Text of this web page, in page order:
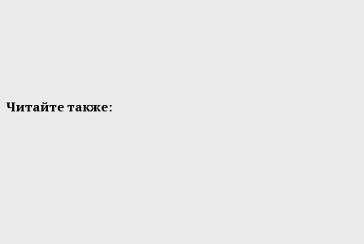
Читайте также: